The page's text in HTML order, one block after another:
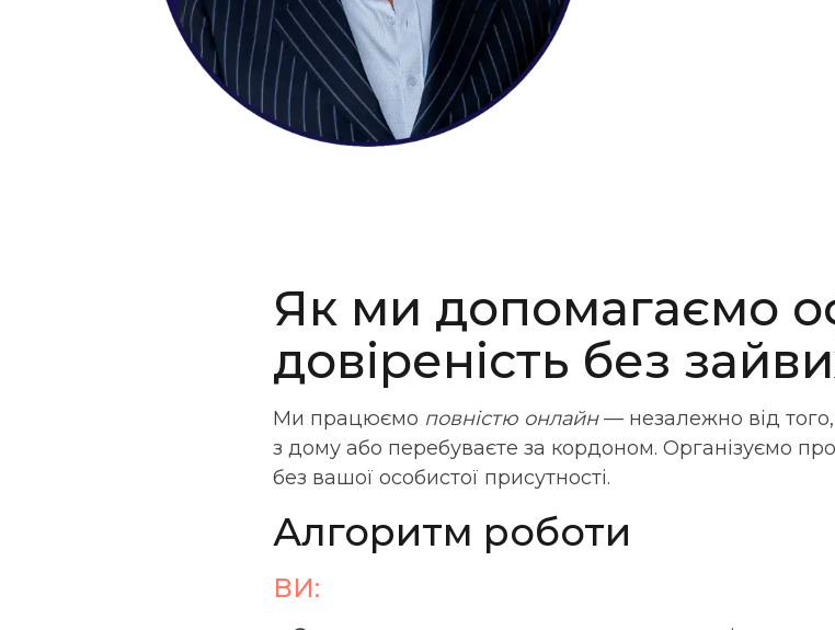
Як ми допомагаємо
довіреність без
Ми працюємо повністю онлайн— незалежно від
з дому або перебуваєте за кордоном. Організуємо
без вашої особистої присутності.
Алгоритм роботи
ВИ: